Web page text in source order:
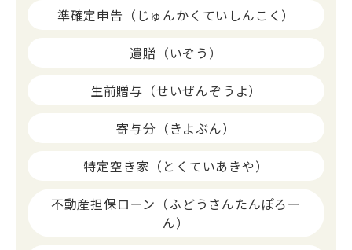
準確定申告（じゅんかくていしんこく）
遺贈（いぞう）
生前贈与（せいぜんぞうよ）
寄与分（きよぶん）
特定空き家（とくていあきや）
不動産担保ローン（ふどうさんたんぽろー
ん）